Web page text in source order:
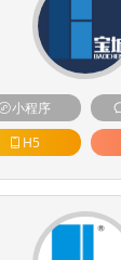
小程序
H5